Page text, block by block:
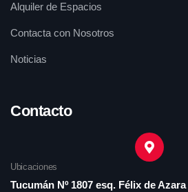
Alquiler de Espacios
Contacta con Nosotros
Noticias
Contacto
Ubicaciones
Tucumán Nº 1807 esq. Félix de Azara